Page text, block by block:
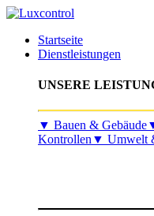
Startseite
Dienstleistungen
UNSERE
​▼ Bauen & Gebäude
Kontrollen ▼ Umwelt